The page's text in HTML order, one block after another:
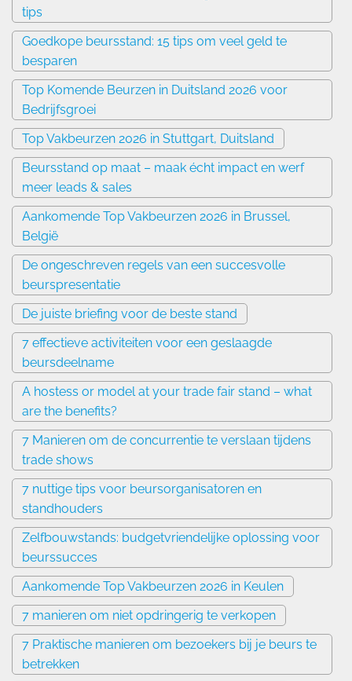
tips
Goedkope beursstand: 15 tips om veel geld te
besparen
Top Komende Beurzen in Duitsland 2026 voor
Bedrijfsgroei
Top Vakbeurzen 2026 in Stuttgart, Duitsland
Beursstand op maat – maak écht impact en werf
meer leads & sales
Aankomende Top Vakbeurzen 2026 in Brussel,
België
De ongeschreven regels van een succesvolle
beurspresentatie
De juiste briefing voor de beste stand
7 effectieve activiteiten voor een geslaagde
beursdeelname
A hostess or model at your trade fair stand – what
are the benefits?
7 Manieren om de concurrentie te verslaan tijdens
trade shows
7 nuttige tips voor beursorganisatoren en
standhouders
Zelfbouwstands: budgetvriendelijke oplossing voor
beurssucces
Aankomende Top Vakbeurzen 2026 in Keulen
7 manieren om niet opdringerig te verkopen
7 Praktische manieren om bezoekers bij je beurs te
betrekken